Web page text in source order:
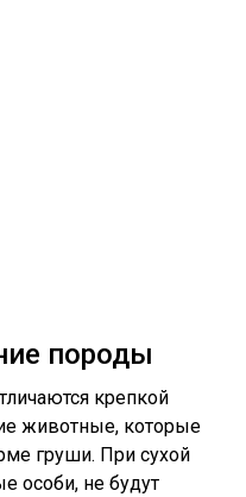
породы
крепкой
животные, которые
груши. При сухой
особи, не будут